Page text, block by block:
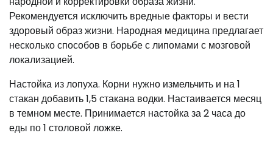
Рекомендуется исключить вредные факторы и вести
здоровый образ жизни. Народная медицина предлагает
несколько способов в борьбе с липомами с мозговой
локализацией.
Настойка из лопуха. Корни нужно измельчить и на 1
стакан добавить 1,5 стакана водки. Настаивается месяц
в темном месте. Принимается настойка за 2 часа до
еды по 1 столовой ложке.